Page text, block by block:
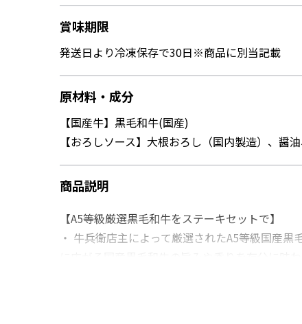
賞味期限
発送日より冷凍保存で30日※商品に別当記載
原材料・成分
【国産牛】黒毛和牛(国産)
【おろしソース】大根おろし（国内製造）、
商品説明
【A5等級厳選黒毛和牛をステーキセットで】
・ 牛兵衛店主によって厳選されたA5等級国産
・付属には、牛兵衛オススメのさっぱりおろし